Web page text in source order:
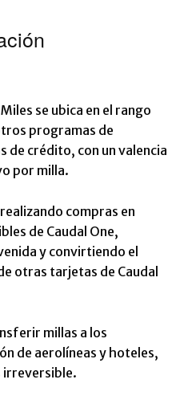
se ubica en el rango
programas de
de crédito, con un valencia
por milla.
compras en
de Caudal One,
y convirtiendo el
otras tarjetas de Caudal
millas a los
de aerolíneas y hoteles,
irreversible.